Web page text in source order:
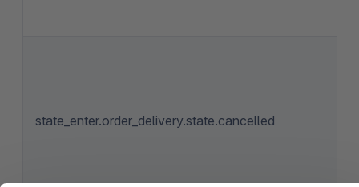
state_enter.order_delivery.state.cancelled